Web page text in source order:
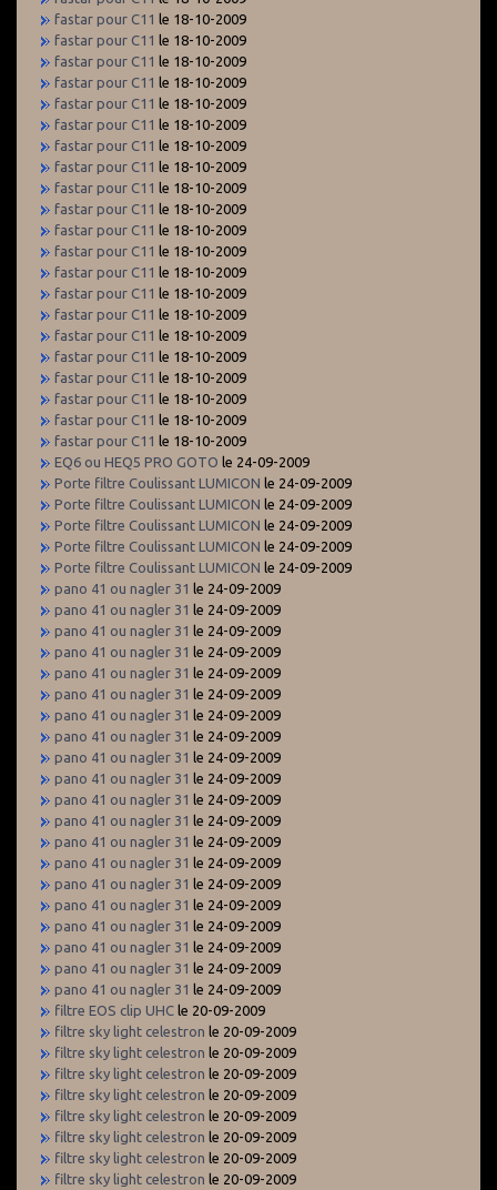
fastar pour C11 le 18-10-2009
fastar pour C11 le 18-10-2009
fastar pour C11 le 18-10-2009
fastar pour C11 le 18-10-2009
fastar pour C11 le 18-10-2009
fastar pour C11 le 18-10-2009
fastar pour C11 le 18-10-2009
fastar pour C11 le 18-10-2009
fastar pour C11 le 18-10-2009
fastar pour C11 le 18-10-2009
fastar pour C11 le 18-10-2009
fastar pour C11 le 18-10-2009
fastar pour C11 le 18-10-2009
fastar pour C11 le 18-10-2009
fastar pour C11 le 18-10-2009
fastar pour C11 le 18-10-2009
fastar pour C11 le 18-10-2009
fastar pour C11 le 18-10-2009
fastar pour C11 le 18-10-2009
fastar pour C11 le 18-10-2009
fastar pour C11 le 18-10-2009
EQ6 ou HEQ5 PRO GOTO le 24-09-2009
Porte filtre Coulissant LUMICON le 24-09-2009
Porte filtre Coulissant LUMICON le 24-09-2009
Porte filtre Coulissant LUMICON le 24-09-2009
Porte filtre Coulissant LUMICON le 24-09-2009
Porte filtre Coulissant LUMICON le 24-09-2009
pano 41 ou nagler 31 le 24-09-2009
pano 41 ou nagler 31 le 24-09-2009
pano 41 ou nagler 31 le 24-09-2009
pano 41 ou nagler 31 le 24-09-2009
pano 41 ou nagler 31 le 24-09-2009
pano 41 ou nagler 31 le 24-09-2009
pano 41 ou nagler 31 le 24-09-2009
pano 41 ou nagler 31 le 24-09-2009
pano 41 ou nagler 31 le 24-09-2009
pano 41 ou nagler 31 le 24-09-2009
pano 41 ou nagler 31 le 24-09-2009
pano 41 ou nagler 31 le 24-09-2009
pano 41 ou nagler 31 le 24-09-2009
pano 41 ou nagler 31 le 24-09-2009
pano 41 ou nagler 31 le 24-09-2009
pano 41 ou nagler 31 le 24-09-2009
pano 41 ou nagler 31 le 24-09-2009
pano 41 ou nagler 31 le 24-09-2009
pano 41 ou nagler 31 le 24-09-2009
pano 41 ou nagler 31 le 24-09-2009
filtre EOS clip UHC le 20-09-2009
filtre sky light celestron le 20-09-2009
filtre sky light celestron le 20-09-2009
filtre sky light celestron le 20-09-2009
filtre sky light celestron le 20-09-2009
filtre sky light celestron le 20-09-2009
filtre sky light celestron le 20-09-2009
filtre sky light celestron le 20-09-2009
filtre sky light celestron le 20-09-2009